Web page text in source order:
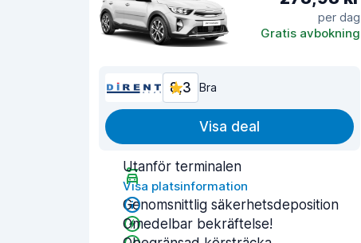
per dag
Gratis avbokning
8,3 Bra
Visa deal
Utanför terminalen
Visa platsinformation
Genomsnittlig säkerhetsdeposition
Omedelbar bekräftelse!